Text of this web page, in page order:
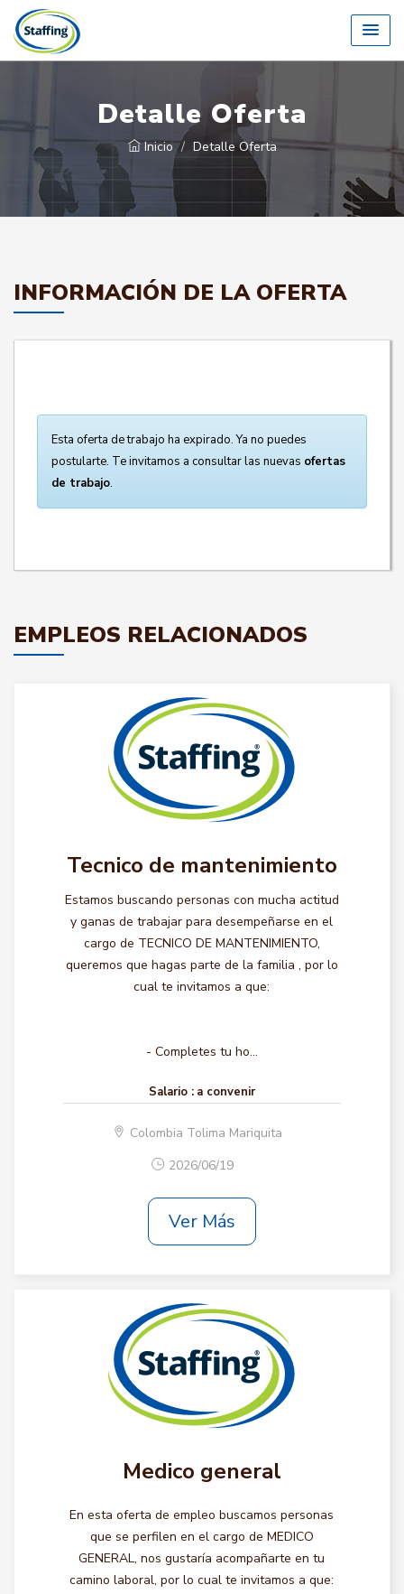
Detalle Oferta
Inicio Detalle Oferta
INFORMACIÓN DE LA OFERTA
Esta oferta de trabajo ha expirado. Ya no puedes
postularte. Te invitamos a consultar las nuevas ofertas
de trabajo.
EMPLEOS RELACIONADOS
Tecnico de mantenimiento
Estamos buscando personas con mucha actitud
y ganas de trabajar para desempeñarse en el
cargo de TECNICO DE MANTENIMIENTO,
queremos que hagas parte de la familia , por lo
cual te invitamos a que:
- Completes tu ho...
Salario : a convenir
Colombia Tolima Mariquita
2026/06/19
Ver Más
Medico general
En esta oferta de empleo buscamos personas
que se perfilen en el cargo de MEDICO
GENERAL, nos gustaría acompañarte en tu
camino laboral, por lo cual te invitamos a que: